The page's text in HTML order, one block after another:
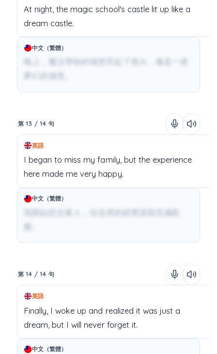
At night, the magicschool's castle lit up like a
dream castle.
中文（繁體）
晚上，魔法學校的城堡亮起了燈火，像是一座
夢幻的城堡。
第 13 / 14 句
英語
I began to miss my family, but the experience
here made me very happy.
中文（繁體）
我開始想念家人，但這裡的經歷讓我充滿歡
樂。
第 14 / 14 句
英語
Finally, I woke up and realized it was just a
dream, but I will never forget it.
中文（繁體）